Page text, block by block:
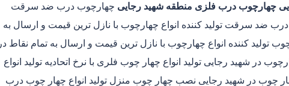
چهارچوب درب فلزی منطقه شهید رجایی چهارچوب درب ضد سرقت
ضد سرقت تولید کننده انواع چهارچوب با نازل ترین قیمت و ارسال به
کننده انواع چهارچوب با نازل ترین قیمت و ارسال به تمام نقاط در
شهید رجایی تولید انواع چهار چوب فلری با نرخ اتحادیه تولید انواع
در شهید رجایی نصب چهار چوب منزل تولید انواع چهار چوب درب